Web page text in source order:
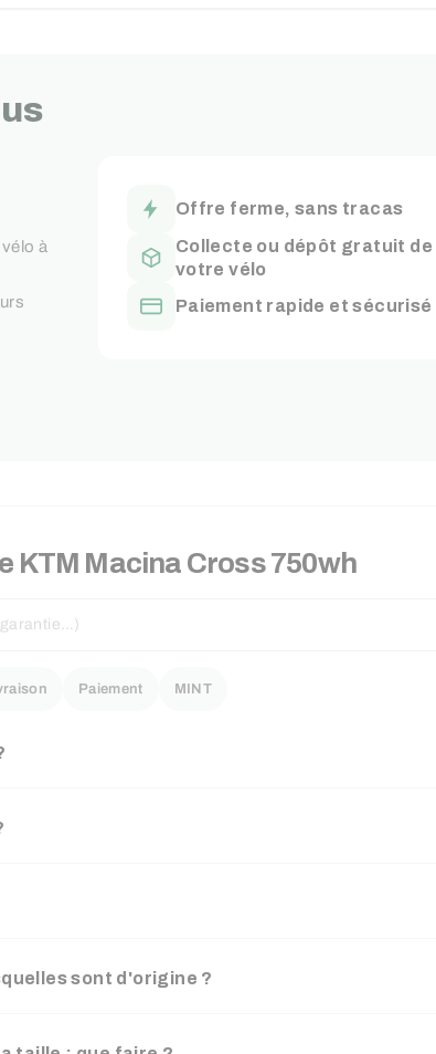
à
Offre ferme, sans tracas
Collecte ou dépôt gratuit de
votre vélo
Paiement rapide et sécurisé
KTM Macina Cross 750wh
Paiement MINT
sont d'origine ?